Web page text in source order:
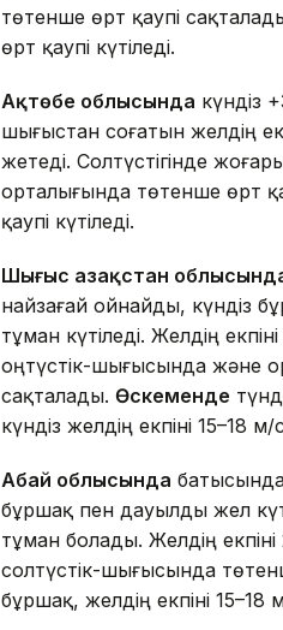
төтенше өрт қаупі
өрт қаупі күтіледі.
Ақтөбе облысында күндіз
шығыстан соғатын желдің
жетеді. Солтүстігінде
орталығында төтенше өрт
қаупі күтіледі.
Шығыс Қазақстан
найзағай ойнайды, күндіз
тұман күтіледі. Желдің
оңтүстік-шығысында және
сақталады. Өскеменде
күндіз желдің екпіні 15–18
Абай облысында
бұршақ пен дауылды жел
тұман болады. Желдің
солтүстік-шығысында
бұршақ, желдің екпіні 15–18